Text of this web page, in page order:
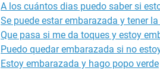
A los cuántos dias puedo saber si
Se puede estar embarazada y tener la
Que pasa si me da toques y estoy
Puedo quedar embarazada si no
Estoy embarazada y hago popo verde